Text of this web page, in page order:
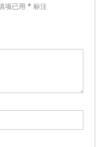
项已用 * 标注